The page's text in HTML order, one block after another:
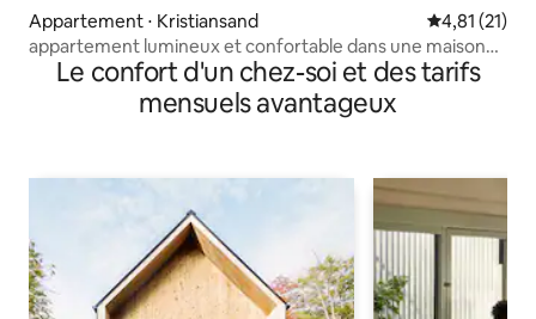
Appartement ⋅ Kristiansand Évaluation
4,81 (21)
appartement lumineux et confortable dans une maison
neuve
Le confort d'un chez-soi et des tarifs
mensuels avantageux